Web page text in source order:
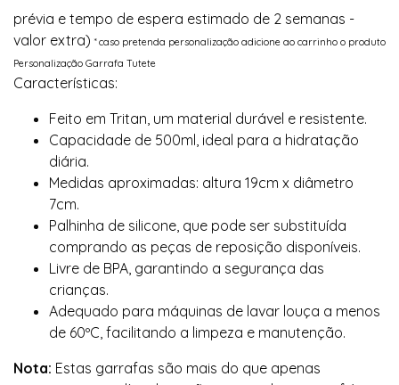
prévia e tempo de espera estimado de 2 semanas -
valor extra) * caso pretenda personalização adicione ao carrinho o produto
Personalização Garrafa Tutete
Características:
Feito em Tritan, um material durável e resistente.
Capacidade de 500ml, ideal para a hidratação
diária.
Medidas aproximadas: altura 19cm x diâmetro
7cm.
Palhinha de silicone, que pode ser substituída
comprando as peças de reposição disponíveis.
Livre de BPA, garantindo a segurança das
crianças.
Adequado para máquinas de lavar louça a menos
de 60ºC, facilitando a limpeza e manutenção.
Nota: Estas garrafas são mais do que apenas